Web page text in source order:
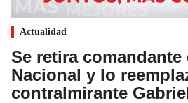
Actualidad
Se retira comandante
Nacional y lo
contralmirante